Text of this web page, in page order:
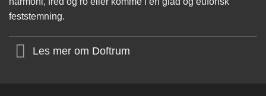
feststemning.
Les mer om Doftrum